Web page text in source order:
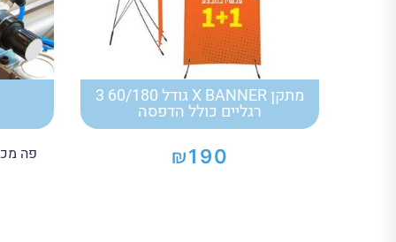
מתקן X BANNER גודל 60/180 3
רגליים כולל הדפסה
₪190 פה